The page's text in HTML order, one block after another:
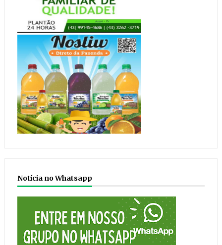
Notícia no Whatsapp